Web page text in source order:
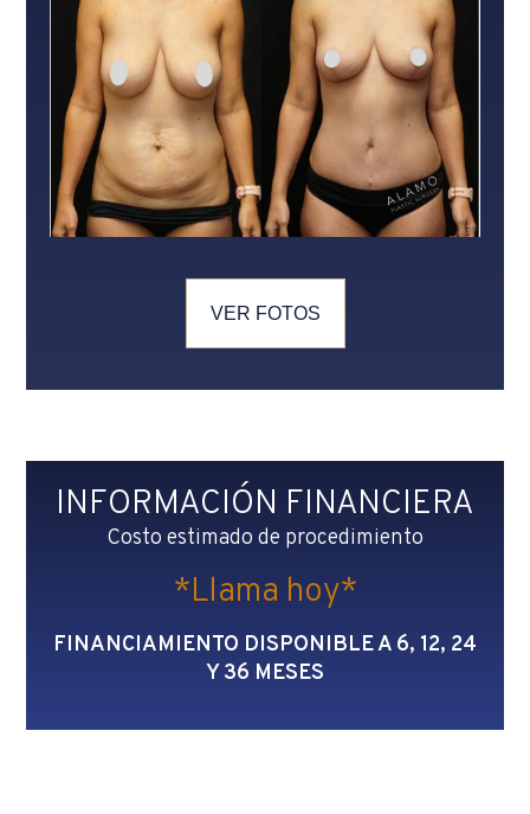
VER FOTOS
INFORMACIÓN FINANCIERA
Costo estimado de procedimiento
*Llama hoy*
FINANCIAMIENTO DISPONIBLE A 6, 12, 24
Y 36 MESES